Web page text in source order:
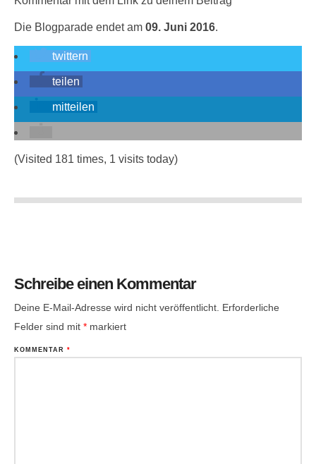
Die Blogparade endet am 09. Juni 2016.
twittern
teilen
mitteilen
(Visited 181 times, 1 visits today)
Schreibe einen Kommentar
Deine E-Mail-Adresse wird nicht veröffentlicht. Erforderliche
Felder sind mit * markiert
KOMMENTAR *